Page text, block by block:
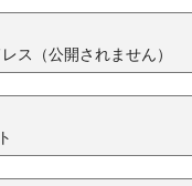
ス（公開されません）